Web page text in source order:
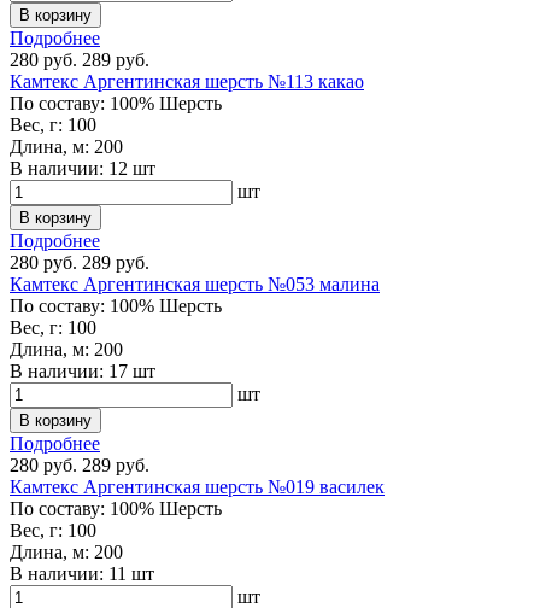
В корзину
Подробнее
280 руб. 289 руб.
Камтекс Аргентинская шерсть №113 какао
По составу: 100% Шерсть
Вес, г: 100
Длина, м: 200
В наличии: 12 шт
шт
В корзину
Подробнее
280 руб. 289 руб.
Камтекс Аргентинская шерсть №053 малина
По составу: 100% Шерсть
Вес, г: 100
Длина, м: 200
В наличии: 17 шт
шт
В корзину
Подробнее
280 руб. 289 руб.
Камтекс Аргентинская шерсть №019 василек
По составу: 100% Шерсть
Вес, г: 100
Длина, м: 200
В наличии: 11 шт
шт